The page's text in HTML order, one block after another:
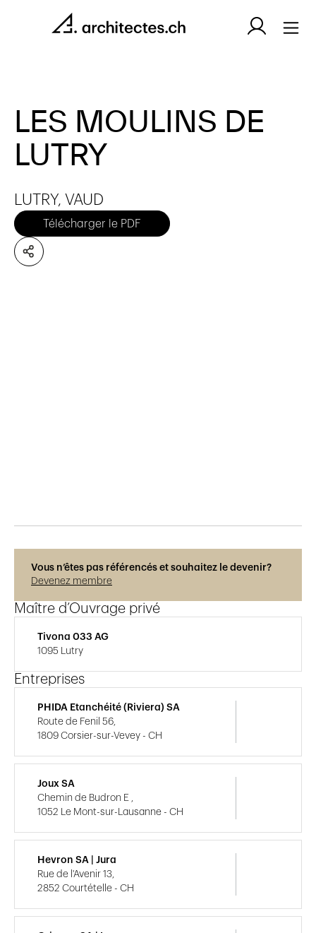
LES MOULINS DE
LUTRY
LUTRY, VAUD
Télécharger le PDF
Vous n’êtes pas référencés et souhaitez le devenir?
Devenez membre
Maître d’Ouvrage privé
Tivona 033 AG
1095 Lutry
Entreprises
PHIDA Etanchéité (Riviera) SA
Route de Fenil 56,
1809 Corsier-sur-Vevey - CH
Joux SA
Chemin de Budron E ,
1052 Le Mont-sur-Lausanne - CH
Hevron SA | Jura
Rue de l'Avenir 13,
2852 Courtételle - CH